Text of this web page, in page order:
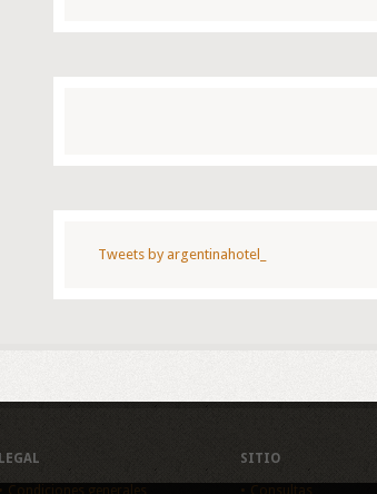
Tweets by argentinahotel_
LEGAL
Condiciones generales
SITIO
Consultas